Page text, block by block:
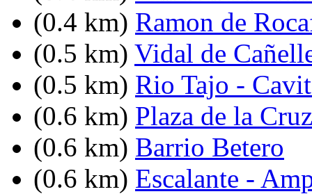
(0.4 km) Ramon de
(0.5 km) Vidal de
(0.5 km) Rio Tajo -
(0.6 km) Plaza de la
(0.6 km) Barrio Betero
(0.6 km) Escalante -